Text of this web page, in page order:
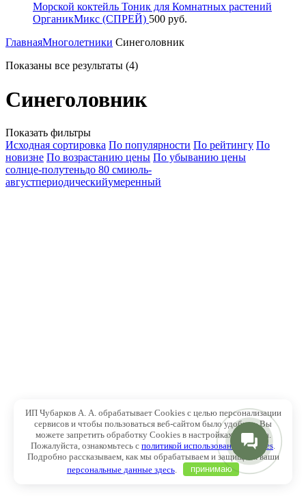
Морской коктейль Тоник для Комнатных растений
ОрганикМикс (СПРЕЙ) 500 руб.
ГлавнаяМноголетники Синеголовник
Показаны все результаты (4)
Синеголовник
Показать фильтры
Исходная сортировка По популярности По рейтингу По
новизне По возрастанию цены По убыванию цены
солнце-полутеньдо 80 смиюль-
августпериодическийумеренный
ИП Чубарков А. А. обрабатывает Cookies с целью персонализации
сервисов и чтобы пользоваться веб-сайтом было удобнее. Вы
можете запретить обработку Cookies в настройках браузера.
Пожалуйста, ознакомьтесь с политикой использования Cookies
Подробно рассказываем, как мы обрабатываем и защищаем ваши
персональные данные здесь. принимаю